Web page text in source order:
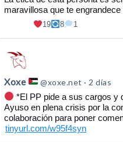
en
Bluesky
maravillosa que te
19 8 1
Ver
publicación
de
Xoxe
en
Bluesky
Xoxe @xoxe.net
2 días
*El PP pide a sus cargos y
Ayuso en plena crisis por la
colaboración para poner
tinyurl.com/w95f4syn